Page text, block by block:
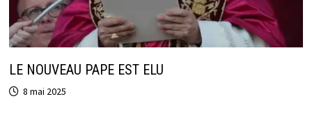
LE NOUVEAU PAPE EST ELU
8 mai 2025